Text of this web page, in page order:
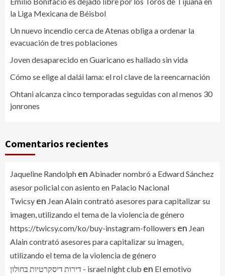
la Liga Mexicana de Béisbol
Un nuevo incendio cerca de Atenas obliga a ordenar la
evacuación de tres poblaciones
Joven desaparecido en Guaricano es hallado sin vida
Cómo se elige al dalái lama: el rol clave de la reencarnación
Ohtani alcanza cinco temporadas seguidas con al menos 30
jonrones
Comentarios recientes
Jaqueline Randolph en Abinader nombró a Edward Sánchez
asesor policial con asiento en Palacio Nacional
Twicsy en Jean Alain contrató asesores para capitalizar su
imagen, utilizando el tema de la violencia de género
https://twicsy.com/ko/buy-instagram-followers en Jean
Alain contrató asesores para capitalizar su imagen,
utilizando el tema de la violencia de género
דירות דיסקרטיות בחולון - israel night club en El emotivo